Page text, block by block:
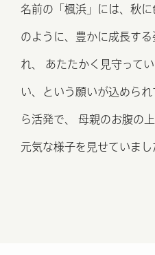
名前の「楓浜」には、秋
のように、 豊かに成⻑す
れ、 あたたかく⾒守って
い、 という願いが込めら
ら活発で、 母親のお腹の
元気な様子を見せていまし